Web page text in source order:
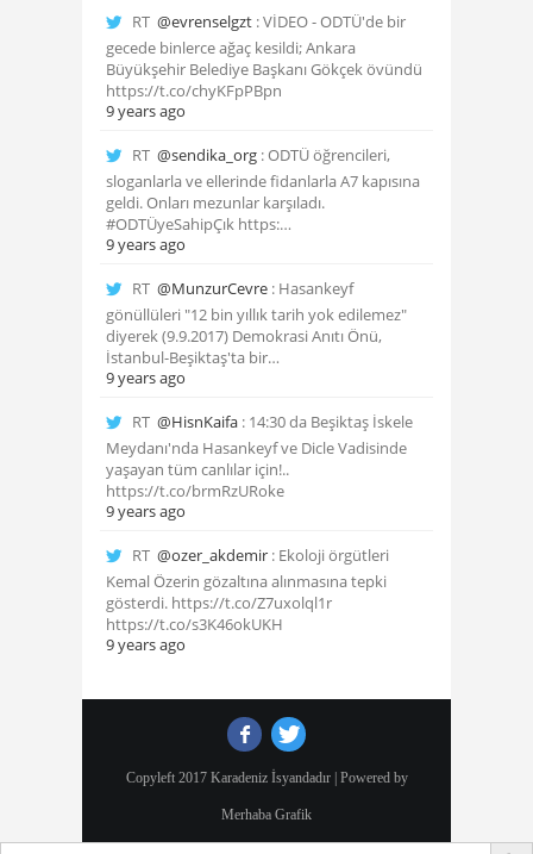
RT @evrenselgzt : VİDEO - ODTÜ'de bir
gecede binlerce ağaç kesildi; Ankara
Büyükşehir Belediye Başkanı Gökçek övündü
https://t.co/chyKFpPBpn
9 years ago
RT @sendika_org : ODTÜ öğrencileri,
sloganlarla ve ellerinde fidanlarla A7 kapısına
geldi. Onları mezunlar karşıladı.
#ODTÜyeSahipÇık https:…
9 years ago
RT @MunzurCevre : Hasankeyf
gönüllüleri "12 bin yıllık tarih yok edilemez"
diyerek (9.9.2017) Demokrasi Anıtı Önü,
İstanbul-Beşiktaş'ta bir…
9 years ago
RT @HisnKaifa : 14:30 da Beşiktaş İskele
Meydanı'nda Hasankeyf ve Dicle Vadisinde
yaşayan tüm canlılar için!..
https://t.co/brmRzURoke
9 years ago
RT @ozer_akdemir : Ekoloji örgütleri
Kemal Özerin gözaltına alınmasına tepki
gösterdi. https://t.co/Z7uxolql1r
https://t.co/s3K46okUKH
9 years ago
Copyleft 2017 Karadeniz İsyandadır | Powered by
Merhaba Grafik
Search Search Button